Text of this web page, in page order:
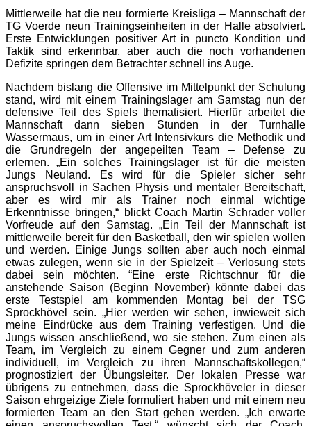
Mittlerweile hat die neu formierte Kreisliga – Mannschaft der
TG Voerde neun Trainingseinheiten in der Halle absolviert.
Erste Entwicklungen positiver Art in puncto Kondition und
Taktik sind erkennbar, aber auch die noch vorhandenen
Defizite springen dem Betrachter schnell ins Auge.
Nachdem bislang die Offensive im Mittelpunkt der Schulung
stand, wird mit einem Trainingslager am Samstag nun der
defensive Teil des Spiels thematisiert. Hierfür arbeitet die
Mannschaft dann sieben Stunden in der Turnhalle
Wassermaus, um in einer Art Intensivkurs die Methodik und
die Grundregeln der angepeilten Team – Defense zu
erlernen. „Ein solches Trainingslager ist für die meisten
Jungs Neuland. Es wird für die Spieler sicher sehr
anspruchsvoll in Sachen Physis und mentaler Bereitschaft,
aber es wird mir als Trainer noch einmal wichtige
Erkenntnisse bringen,“ blickt Coach Martin Schrader voller
Vorfreude auf den Samstag. „Ein Teil der Mannschaft ist
mittlerweile bereit für den Basketball, den wir spielen wollen
und werden. Einige Jungs sollten aber auch noch einmal
etwas zulegen, wenn sie in der Spielzeit – Verlosung stets
dabei sein möchten. “Eine erste Richtschnur für die
anstehende Saison (Beginn November) könnte dabei das
erste Testspiel am kommenden Montag bei der TSG
Sprockhövel sein. „Hier werden wir sehen, inwieweit sich
meine Eindrücke aus dem Training verfestigen. Und die
Jungs wissen anschließend, wo sie stehen. Zum einen als
Team, im Vergleich zu einem Gegner und zum anderen
individuell, im Vergleich zu ihren Mannschaftskollegen,“
prognostiziert der Übungsleiter. Der lokalen Presse war
übrigens zu entnehmen, dass die Sprockhöveler in dieser
Saison ehrgeizige Ziele formuliert haben und mit einem neu
formierten Team an den Start gehen werden. „Ich erwarte